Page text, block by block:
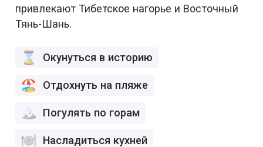
привлекают Тибетское нагорье и Восточный
Тянь-Шань.
Окунуться в историю
Отдохнуть на пляже
Погулять по горам
Насладиться кухней